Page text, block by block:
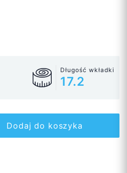
Długość wkładki
17.2
Dodaj do koszyka